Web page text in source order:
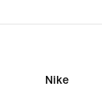
Nike